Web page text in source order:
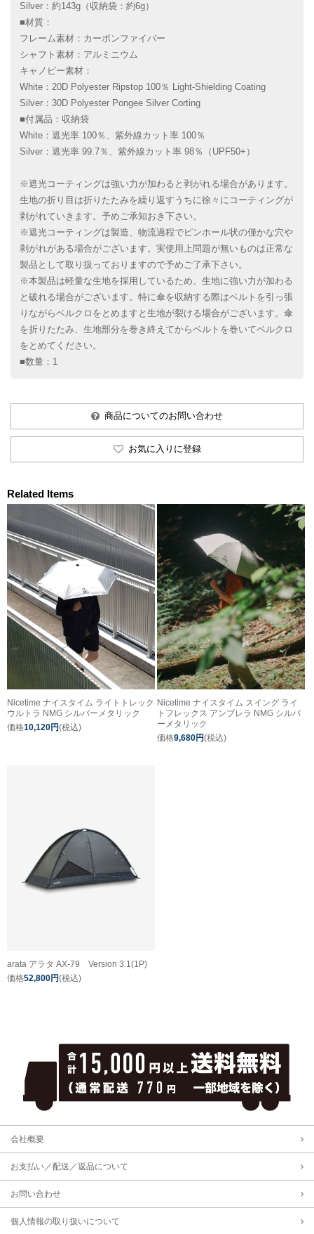
Silver：約143g（収納袋：約6g）
■材質：
フレーム素材：カーボンファイバー
シャフト素材：アルミニウム
キャノピー素材：
White：20D Polyester Ripstop 100％ Light-Shielding Coating
Silver：30D Polyester Pongee Silver Corting
■付属品：収納袋
White：遮光率 100％、紫外線カット率 100％
Silver：遮光率 99.7％、紫外線カット率 98％（UPF50+）
※遮光コーティングは強い力が加わると剥がれる場合があります。
生地の折り目は折りたたみを繰り返すうちに徐々にコーティングが
剥がれていきます。予めご承知おき下さい。
※遮光コーティングは製造、物流過程でピンホール状の僅かな穴や
剥がれがある場合がございます。実使用上問題が無いものは正常な
製品として取り扱っておりますので予めご了承下さい。
※本製品は軽量な生地を採用しているため、生地に強い力が加わる
と破れる場合がございます。特に傘を収納する際はベルトを引っ張
りながらベルクロをとめますと生地が裂ける場合がございます。傘
を折りたたみ、生地部分を巻き終えてからベルトを巻いてベルクロ
をとめてください。
■数量：1
商品についてのお問い合わせ
お気に入りに登録
Related Items
Nicetime ナイスタイム ライトトレック
ウルトラ NMG シルバーメタリック
価格10,120円(税込)
Nicetime ナイスタイム スイング ライ
トフレックス アンブレラ NMG シルバ
ーメタリック
価格9,680円(税込)
arata アラタ AX-79 Version 3.1(1P)
価格52,800円(税込)
会社概要
お支払い／配送／返品について
お問い合わせ
個人情報の取り扱いについて